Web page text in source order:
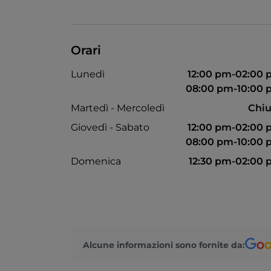
Orari
Lunedì
12:00 pm-02:00
08:00 pm-10:00
Martedì - Mercoledì
Giovedì - Sabato
12:00 pm-02:00
08:00 pm-10:00
Domenica
12:30 pm-02:00
Alcune informazioni sono fornite da: